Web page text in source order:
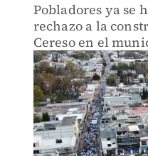
Pobladores ya se
rechazo a la
Cereso en el